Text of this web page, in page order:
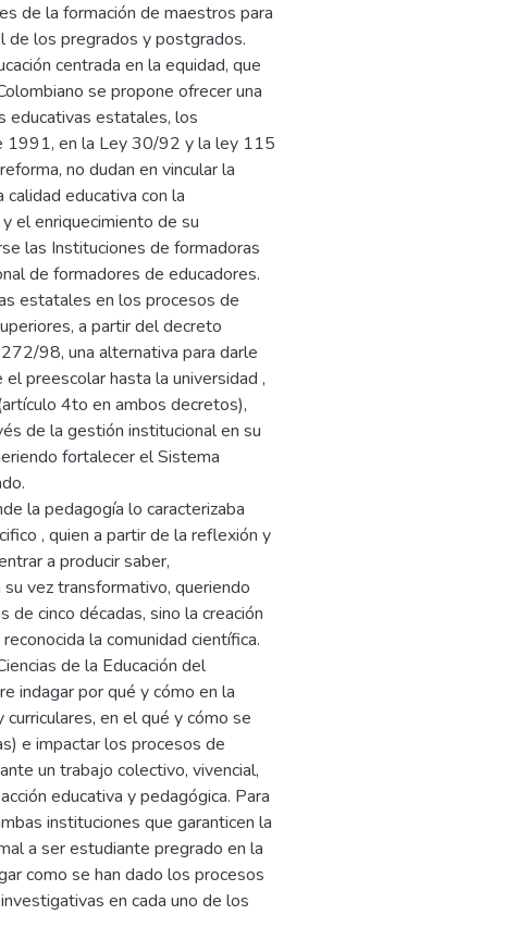
de la formación de maestros para
de los pregrados y postgrados.
centrada en la equidad, que
se propone ofrecer una
educativas estatales, los
1991, en la Ley 30/92 y la ley 115
no dudan en vincular la
educativa con la
el enriquecimiento de su
las Instituciones de formadoras
de formadores de educadores.
estatales en los procesos de
a partir del decreto
98, una alternativa para darle
preescolar hasta la universidad ,
4to en ambos decretos),
de la gestión institucional en su
fortalecer el Sistema
la pedagogía lo caracterizaba
, quien a partir de la reflexión y
a producir saber,
vez transformativo, queriendo
cinco décadas, sino la creación
la comunidad científica.
de la Educación del
indagar por qué y cómo en la
en el qué y cómo se
e impactar los procesos de
un trabajo colectivo, vivencial,
educativa y pedagógica. Para
instituciones que garanticen la
a ser estudiante pregrado en la
como se han dado los procesos
en cada uno de los